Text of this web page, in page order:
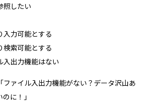
照したい
入力可能とする
検索可能とする
入出力機能はない
ファイル入出力機能がない？データ沢山あ
に！」